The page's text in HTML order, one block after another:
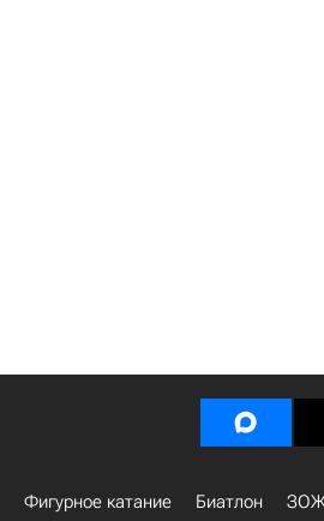
Фигурное катание Биатлон